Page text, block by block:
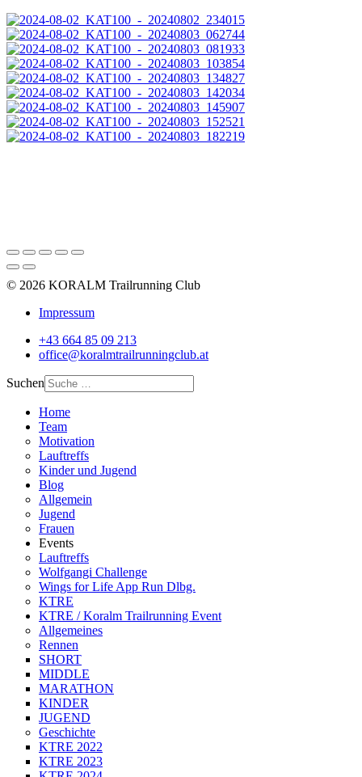
© 2026 KORALM Trailrunning Club
Impressum
+43 664 85 09 213
office@koralmtrailrunningclub.at
Suchen
Home
Team
Motivation
Lauftreffs
Kinder und Jugend
Blog
Allgemein
Jugend
Frauen
Events
Lauftreffs
Wolfgangi Challenge
Wings for Life App Run Dlbg.
KTRE
KTRE / Koralm Trailrunning Event
Allgemeines
Rennen
SHORT
MIDDLE
MARATHON
KINDER
JUGEND
Geschichte
KTRE 2022
KTRE 2023